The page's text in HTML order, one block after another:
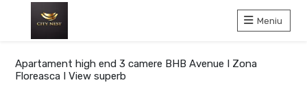
Meniu
Apartament high end 3 camere BHB Avenue I Zona
Floreasca I View superb